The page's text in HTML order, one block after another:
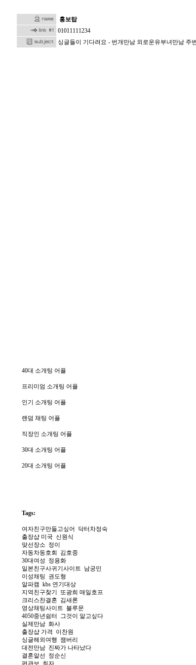
홍보탑
01011111234
싱글들이 기다려요 - 번개만남 외로운유부녀만남 주
40대 소개팅 어플
프리미엄 소개팅 어플
인기 소개팅 어플
랜덤 채팅 어플
직장인 소개팅 어플
30대 소개팅 어플
20대 소개팅 어플
Tags:
여­자­친­구­만­들­고­싶­어
닥터차정숙
출장샵 미국 신원식
맞선장소 정이
자­동­차­동­호­회
김호중
30대여성 정용화
일­본­친­구­사­귀­기­사­이­트 남궁민
이성채팅 권도형
알­파­캠 kbs 연기대상
지­역­친­구­찾­기
또광희 매일호프
크리스찬결혼 김새론
영­상­채­팅­사­이­트 블루문
4­0­5­0­중­년­쉼­터
그것이 알고싶다
실­제­만­남 화사
출장샵 가격
이찬원
싱­글­해­외­여­행 잼버리
대전만남 진짜가 나타났다
결­혼­알­선 정순신
편관보
최자